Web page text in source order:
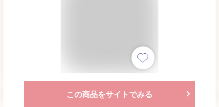
この商品をサイトでみる